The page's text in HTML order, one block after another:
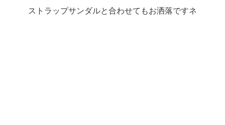
ストラップサンダルと合わせてもお洒落ですネ